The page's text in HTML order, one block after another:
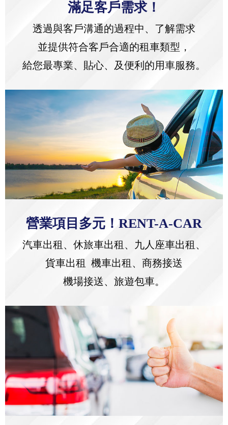
並提供符合客戶合適的租車類型，
給您最專業、貼心、及便利的用車服務。
營業項目多元！RENT-A-CAR
貨車出租 機車出租、商務接送
機場接送、旅遊包車。
安全有保障！